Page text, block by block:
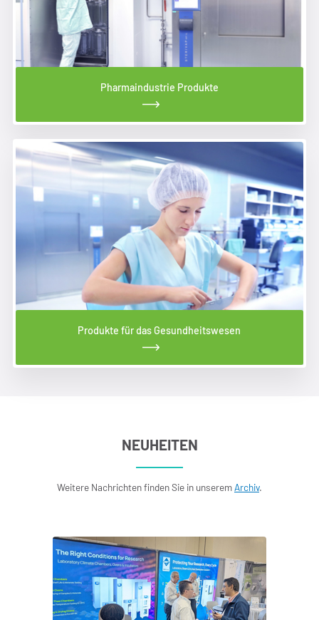
Pharmaindustrie Produkte
Produkte für das Gesundheitswesen
NEUHEITEN
Weitere Nachrichten finden Sie in unseremArchiv.